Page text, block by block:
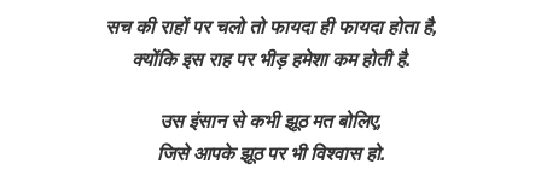
सच की राहों पर चलो तो फायदा ही फायदा होता है,
क्योंकि इस राह पर भीड़ हमेशा कम होती है.
उस इंसान से कभी झूठ मत बोलिए,
जिसे आपके झूठ पर भी विश्वास हो.